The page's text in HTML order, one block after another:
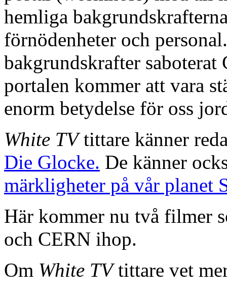
hemliga
förnödenheter och
bakgrundskrafter saboterat
portalen kommer att vara
enorm betydelse för oss
White TVtittare känner
Die Glocke. De känner
märkligheter på vår planet
Här kommer nu två filmer
och CERN ihop.
Om White TVtittare vet